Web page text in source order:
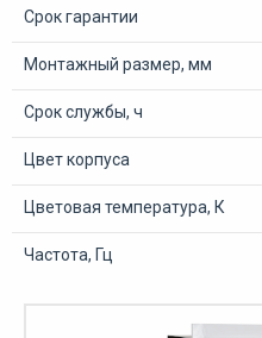
Срок гарантии
Монтажный размер, мм
Срок службы, ч
Цвет корпуса
Цветовая температура, К
Частота, Гц